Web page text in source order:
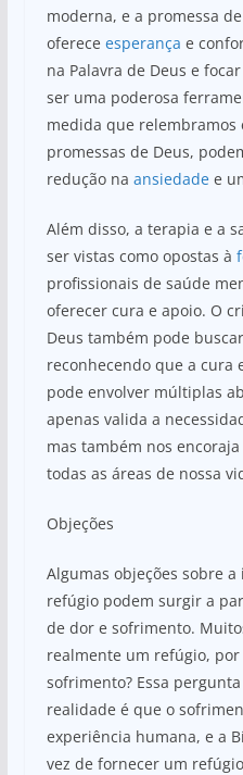
moderna, e a promessa
oferece esperança e
na Palavra de Deus e
ser uma poderosa
medida que relembramos
promessas de Deus,
redução na ansiedadee
Além disso, a terapia e a
ser vistas como opostas à
profissionais de saúde
oferecer cura e apoio. O
Deus também pode
reconhecendo que a cura
pode envolver múltiplas
apenas valida a
mas também nos
todas as áreas de nossa
Objeções
Algumas objeções sobre
refúgio podem surgir a
de dor e sofrimento.
realmente um refúgio,
sofrimento? Essa
realidade é que o
experiência humana, e a
vez de fornecer um